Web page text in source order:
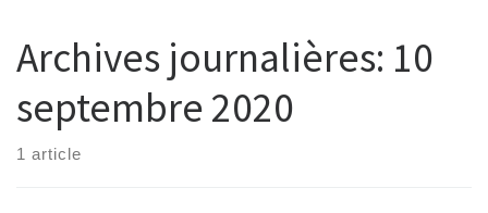
Archives journalières: 10
septembre 2020
1 article